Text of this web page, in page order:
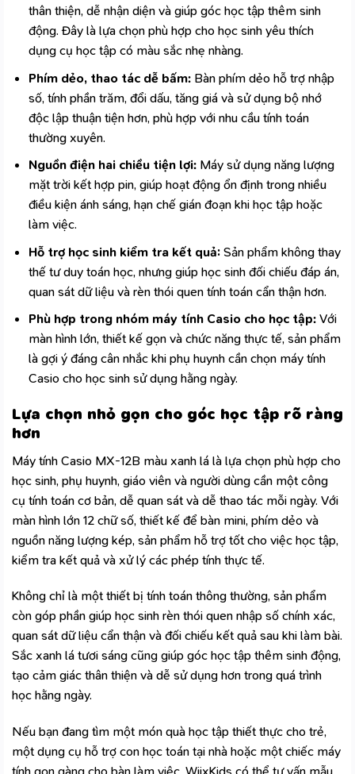
thân thiện, dễ nhận diện và giúp góc học tập thêm sinh
động. Đây là lựa chọn phù hợp cho học sinh yêu thích
dụng cụ học tập có màu sắc nhẹ nhàng.
Phím dẻo, thao tác dễ bấm:Bàn phím dẻo hỗ trợ nhập
số, tính phần trăm, đổi dấu, tăng giá và sử dụng bộ nhớ
độc lập thuận tiện hơn, phù hợp với nhu cầu tính toán
thường xuyên.
Nguồn điện hai chiều tiện lợi:Máy sử dụng năng lượng
mặt trời kết hợp pin, giúp hoạt động ổn định trong nhiều
điều kiện ánh sáng, hạn chế gián đoạn khi học tập hoặc
làm việc.
Hỗ trợ học sinh kiểm tra kết quả:Sản phẩm không thay
thế tư duy toán học, nhưng giúp học sinh đối chiếu đáp án,
quan sát dữ liệu và rèn thói quen tính toán cẩn thận hơn.
Phù hợp trong nhóm máy tính Casio cho học tập:Với
màn hình lớn, thiết kế gọn và chức năng thực tế, sản phẩm
là gợi ý đáng cân nhắc khi phụ huynh cần chọn máy tính
Casiocho học sinh sử dụng hằng ngày.
Lựa chọn nhỏ gọn cho góc học tập rõ ràng
hơn
Máy tính Casio MX-12B màu xanh lá là lựa chọn phù hợp cho
học sinh, phụ huynh, giáo viên và người dùng cần một công
cụ tính toán cơ bản, dễ quan sát và dễ thao tác mỗi ngày. Với
màn hình lớn 12 chữ số, thiết kế để bàn mini, phím dẻo và
nguồn năng lượng kép, sản phẩm hỗ trợ tốt cho việc học tập,
kiểm tra kết quả và xử lý các phép tính thực tế.
Không chỉ là một thiết bị tính toán thông thường, sản phẩm
còn góp phần giúp học sinh rèn thói quen nhập số chính xác,
quan sát dữ liệu cẩn thận và đối chiếu kết quả sau khi làm bài.
Sắc xanh lá tươi sáng cũng giúp góc học tập thêm sinh động,
tạo cảm giác thân thiện và dễ sử dụng hơn trong quá trình
học hằng ngày.
Nếu bạn đang tìm một món quà học tập thiết thực cho trẻ,
một dụng cụ hỗ trợ con học toán tại nhà hoặc một chiếc máy